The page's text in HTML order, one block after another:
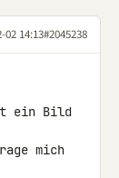
02 14:13#2045238
ein Bild
mich